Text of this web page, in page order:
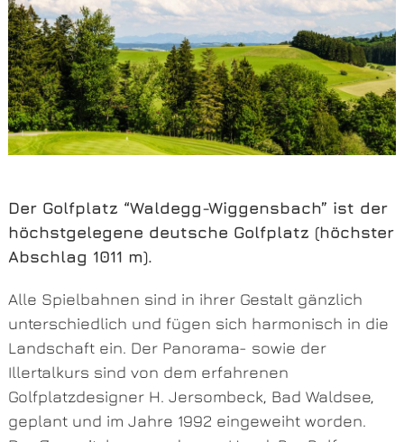
Der Golfplatz “Waldegg-Wiggensbach” ist der
höchstgelegene deutsche Golfplatz (höchster
Abschlag 1011 m).
Alle Spielbahnen sind in ihrer Gestalt gänzlich
unterschiedlich und fügen sich harmonisch in die
Landschaft ein. Der Panorama- sowie der
Illertalkurs sind von dem erfahrenen
Golfplatzdesigner H. Jersombeck, Bad Waldsee,
geplant und im Jahre 1992 eingeweiht worden.